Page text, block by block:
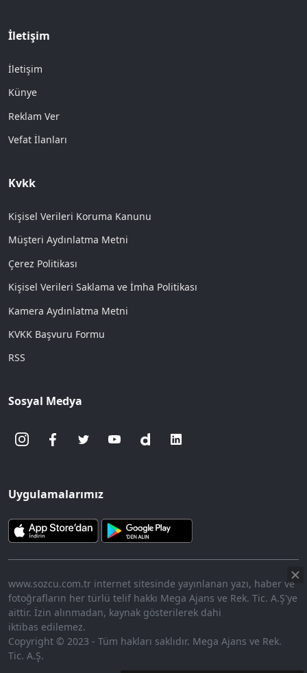
Aç
7.91%
İletişim
İletişim
Künye
Reklam Ver
Vefat İlanları
Kvkk
Kişisel Verileri Koruma Kanunu
Müşteri Aydınlatma Metni
Çerez Politikası
Kişisel Verileri Saklama ve İmha Politikası
Kamera Aydınlatma Metni
KVKK Başvuru Formu
RSS
Sosyal Medya
Uygulamalarımız
www.sozcu.com.tr internet sitesinde yayınlanan yazı, haber ve
fotoğrafların her türlü telif hakkı Mega Ajans ve Rek. Tic. A.Ş'ye
aittir. İzin alınmadan, kaynak gösterilerek dahi
iktibas edilemez.
Copyright © 2023 - Tüm hakları saklıdır. Mega Ajans ve Rek.
Tic. A.Ş.